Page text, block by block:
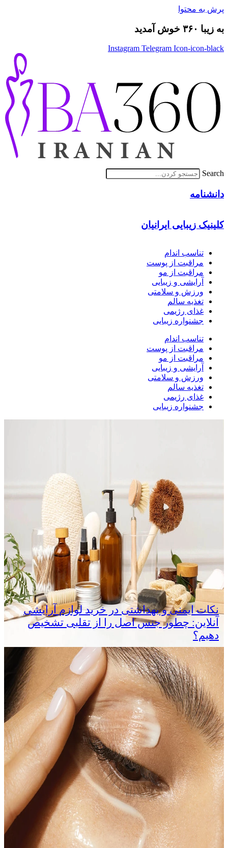
پرش به محتوا
به زیبا ۳۶۰ خوش آمدید
Instagram Telegram Icon-icon-black
Search
دانشنامه
کلینیک زیبایی ایرانیان
تناسب اندام
مراقبت از پوست
مراقبت از مو
آرایشی و زیبایی
ورزش و سلامتی
تغذیه سالم
غذای رژیمی
جشنواره زیبایی
تناسب اندام
مراقبت از پوست
مراقبت از مو
آرایشی و زیبایی
ورزش و سلامتی
تغذیه سالم
غذای رژیمی
جشنواره زیبایی
نکات ایمنی و بهداشتی در خرید لوازم آرایشی
آنلاین: چطور جنس اصل را از تقلبی تشخیص
دهیم؟